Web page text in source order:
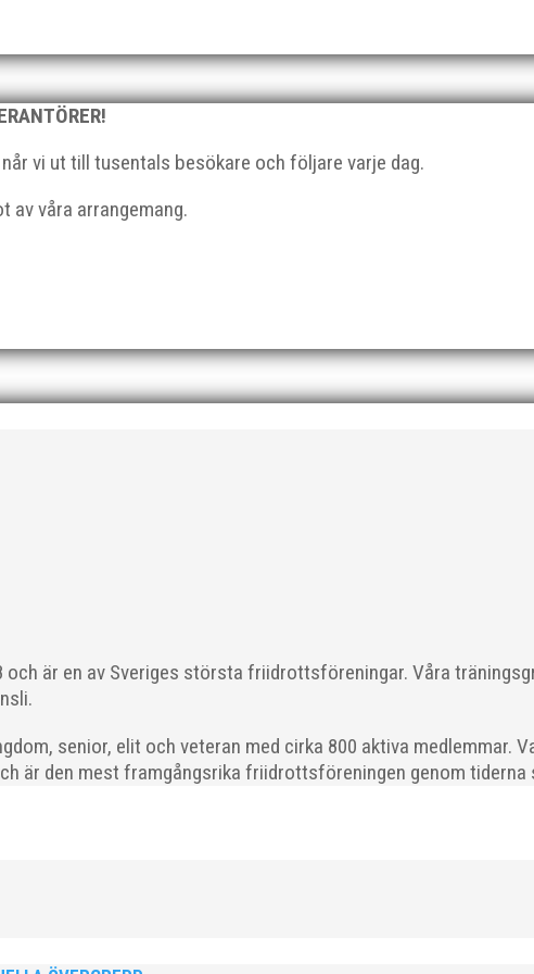
vi ut till tusentals besökare och följare varje dag.
av våra arrangemang.
är en av Sveriges största friidrottsföreningar. Våra
senior, elit och veteran med cirka 800 aktiva medlemmar.
är den mest framgångsrika friidrottsföreningen genom tiderna
vara med och skapa glädje, gemenskap och utveckling i en av
relationsbyggande och affärsinriktad...
80- och 90-talet, då jag själv var aktiv, var han för mig en
vän, Bengt Bendéus,...
beroende på var man befinner sig i organisationen. Här kommer
i våra olika verksamhetsben. BroloppetAtt...
2008–2018 till ett sista träningspass på Malmö Stadion innan den rivs.
SM avgjordes i Karlstad i helgen. Thobias Montler segrade
hem guldet i kula på lördagen och bärgade...